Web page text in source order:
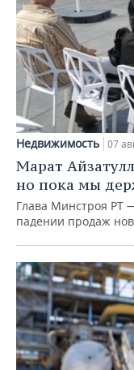
Недвижимость 07
Марат
но пока мы
Глава Минстроя РТ
падении продаж